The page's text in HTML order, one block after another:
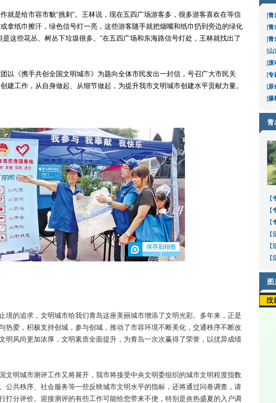
是给市容市貌“挑刺”。王林说，现在五四广场游客多，很多游客喜欢在等信
拿纸巾擦汗，绿色信号灯一亮，这些游客随手就把烟嘴和纸巾扔到旁边的绿化
是这些花丛、树丛下垃圾很多。”在五四广场和东海路信号灯处，王林就找出了
《携手共创全国文明城市》为题向全体市民发出一封信，号召广大市民关
建工作，从自身做起、从细节做起，为提升我市文明城市创建水平贡献力量。
1
的追求，文明城市给我们青岛这座美丽城市增添了文明光彩。多年来，正是
热爱，积极支持创城，参与创城，推动了市容环境不断美化，交通秩序不断改
明风尚更加浓厚，文明素质全面提升，为青岛一次次赢得了荣誉，以优异成绩
明城市测评工作又将展开，我市将接受中央文明委组织的城市文明程度指数
公共秩序、社会服务等一些反映城市文明水平的指标，还将通过问卷调查，请
打分评价。迎接测评的有些工作可能给您带来不便，特别是炎热盛夏的入户调
[青
[青
[青
[山
[滚
[专
[原
[爆
青
【
【
【
【
【
【